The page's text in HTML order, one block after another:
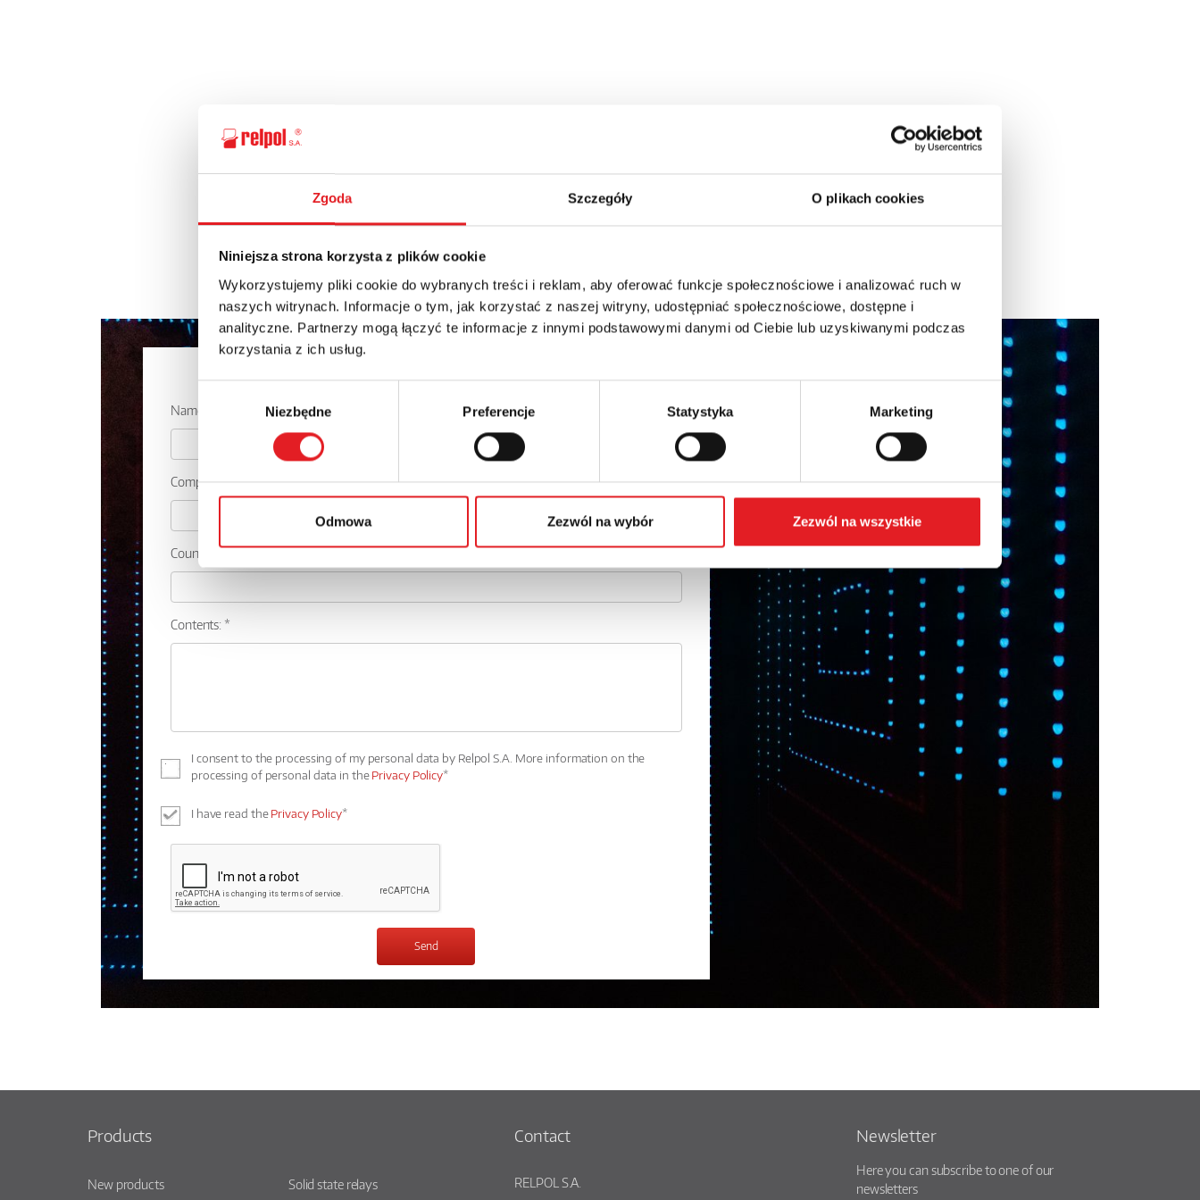
Zgoda Szczegóły O plikach cookies
Niniejsza strona korzysta z plików cookie
Wykorzystujemy pliki cookie do wybranych treści i reklam, aby oferować funkcje społecznościowe i analizować ruch w
naszych witrynach. Informacje o tym, jak korzystać z naszej witryny, udostępniać społecznościowe, dostępne i
analityczne. Partnerzy mogą łączyć te informacje z innymi podstawowymi danymi od Ciebie lub uzyskiwanymi podczas
korzystania z ich usług.
zgody
Niezbędne Preferencje Statystyka Marketing
Odmowa Zezwól na wybór Zezwól na wszystkie
Name: * Email: *
Company: Phone:
Country:
Contents: *
I consent to the processing of my personal data by Relpol S.A. More information on the
processing of personal data in thePrivacy Policy*
I have read thePrivacy Policy*
Products
New products Solid state relays
Contact
RELPOL S.A.
Newsletter
Here you can subscribe to one of our
newsletters